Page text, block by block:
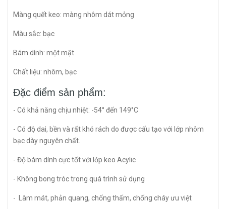
Màng quết keo: màng nhôm dát mỏng
Màu sắc: bạc
Bám dính: một mặt
Chất liệu: nhôm, bạc
Đặc điểm sản phẩm:
- Có khả năng chịu nhiệt: -54° đến 149°C
- Có độ dai, bền và rất khó rách do được cấu tạo với lớp nhôm
bạc dày nguyên chất.
- Độ bám dính cực tốt với lớp keo Acylic
- Không bong tróc trong quá trình sử dụng
- Làm mát, phản quang, chống thấm, chống cháy ưu việt